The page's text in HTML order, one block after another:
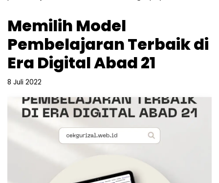
Memilih Model
Pembelajaran Terbaik di
Era Digital Abad 21
8 Juli 2022